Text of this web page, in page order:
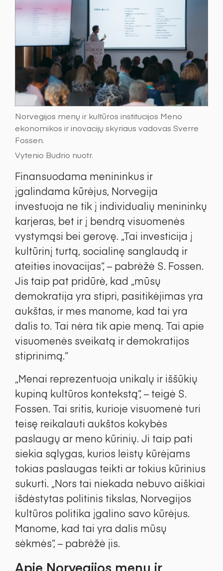
Norvegijos menų ir kultūros institucijos Meno
ekonomikos ir inovacijų skyriaus vadovas Sverre
Fossen.
Vytenio Budrio nuotr.
Finansuodama menininkus ir
įgalindama kūrėjus, Norvegija
investuoja ne tik į individualių menininkų
karjeras, bet ir į bendrą visuomenės
vystymąsi bei gerovę. „Tai investicija į
kultūrinį turtą, socialinę sanglaudą ir
ateities inovacijas“, – pabrėžė S. Fossen.
Jis taip pat pridūrė, kad „mūsų
demokratija yra stipri, pasitikėjimas yra
aukštas, ir mes manome, kad tai yra
dalis to. Tai nėra tik apie meną. Tai apie
visuomenės sveikatą ir demokratijos
stiprinimą.“
„Menai reprezentuoja unikalų ir iššūkių
kupiną kultūros kontekstą“, – teigė S.
Fossen. Tai sritis, kurioje visuomenė turi
teisę reikalauti aukštos kokybės
paslaugų ar meno kūrinių. Ji taip pati
siekia sąlygas, kurios leistų kūrėjams
tokias paslaugas teikti ar tokius kūrinius
sukurti. „Nors tai niekada nebuvo aiškiai
išdėstytas politinis tikslas, Norvegijos
kultūros politika įgalino savo kūrėjus.
Manome, kad tai yra dalis mūsų
sėkmės“, – pabrėžė jis.
Apie Norvegijos menų ir